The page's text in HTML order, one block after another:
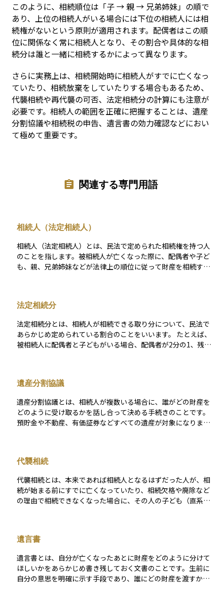
このように、相続順位は「子 → 親 → 兄弟姉妹」の順で
あり、上位の相続人がいる場合には下位の相続人には相
続権がないという原則が適用されます。配偶者はこの順
位に関係なく常に相続人となり、その割合や具体的な相
続分は誰と一緒に相続するかによって異なります。
さらに実務上は、相続開始時に相続人がすでに亡くなっ
ていたり、相続放棄をしていたりする場合もあるため、
代襲相続や再代襲の可否、法定相続分の計算にも注意が
必要です。相続人の範囲を正確に把握することは、遺産
分割協議や相続税の申告、遺言書の効力確認などにおい
て極めて重要です。
関連する専門用語
相続人（法定相続人）
相続人（法定相続人）とは、民法で定められた相続権を持つ人
のことを指します。被相続人が亡くなった際に、配偶者や子ど
も、親、兄弟姉妹などが法律上の順位に従って財産を相続する
重要な概念であり、相続対策を検討する上で欠かせない要素と
なります。
法定相続分
法定相続分とは、相続人が相続できる取り分について、民法で
あらかじめ定められている割合のことをいいます。 たとえば、
被相続人に配偶者と子どもがいる場合、配偶者が2分の1、残り
の2、親が3分の1、「配偶者と兄弟姉妹」の場合は、配偶者が4
分の3、兄弟姉妹が4分の1というように決まっています。 遺言
書がある場合は、その内容が優先されますが、遺言がない場合
や、遺産分割協議の目安として法定相続分が使われることが一
般的です。 この割合はあくまで「基準」であり、相続人間の話
遺産分割協議
遺産分割協議とは、相続人が複数いる場合に、誰がどの財産を
どのように受け取るかを話し合って決める手続きのことです。
預貯金や不動産、有価証券などすべての遺産が対象になりま
いて分け方が指定されていないときに行われます。もし話し合
いがまとまらない場合は、家庭裁判所での調停手続きに進むこ
とになります。
代襲相続
代襲相続とは、本来であれば相続人となるはずだった人が、相
続が始まる前にすでに亡くなっていたり、相続欠格や廃除など
の理由で相続できなくなった場合に、その人の子ども（直系卑
するという形になります。この制度は、家族間の公平性を保
ち、血縁のつながりに沿って財産が引き継がれることを目的と
しています。代襲相続は主に「子ども」や「兄弟姉妹」が相続
人になる場合に認められており、それ以外の親族では適用され
ない点に注意が必要です。
遺言書
遺言書とは、自分が亡くなったあとに財産をどのように分けて
ほしいかをあらかじめ書き残しておく文書のことです。生前に
自分の意思を明確に示す手段であり、誰にどの財産を渡すか、